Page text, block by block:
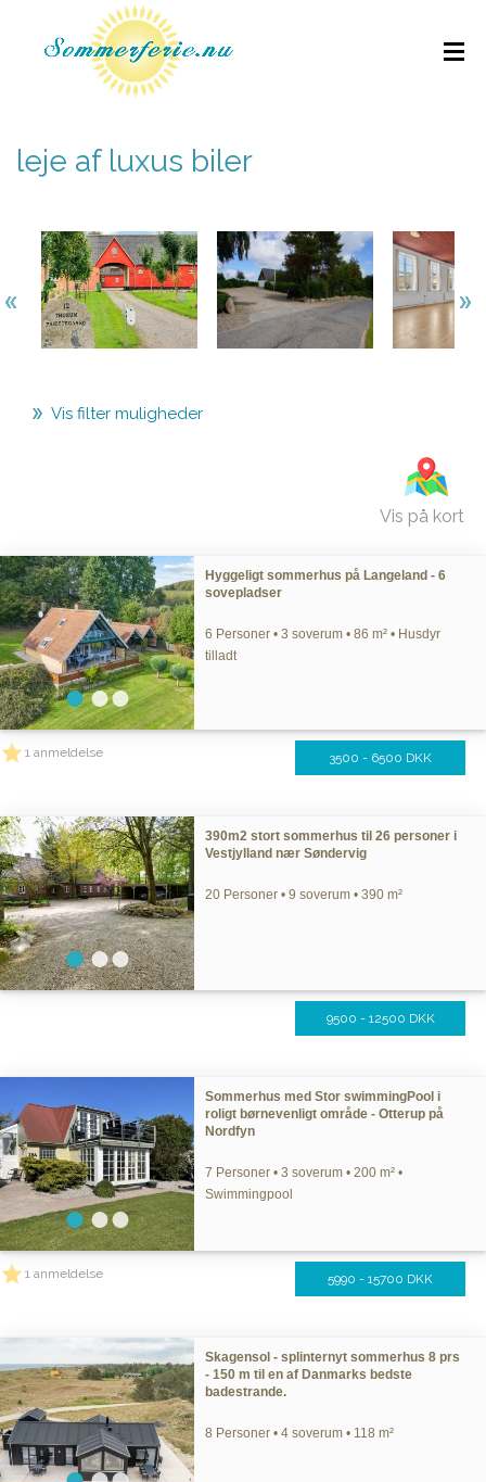
leje af luxus biler
Vis filter muligheder
Vis på kort
Hyggeligt sommerhus på Langeland - 6
sovepladser
6 Personer • 3 soverum • 86 m² • Husdyr
tilladt
1 anmeldelse 3500 - 6500 DKK
390m2 stort sommerhus til 26 personer i
Vestjylland nær Søndervig
20 Personer • 9 soverum • 390 m²
9500 - 12500 DKK
Sommerhus med Stor swimmingPool i
roligt børnevenligt område - Otterup på
Nordfyn
7 Personer • 3 soverum • 200 m² •
Swimmingpool
1 anmeldelse 5990 - 15700 DKK
Skagensol - splinternyt sommerhus 8 prs
- 150 m til en af Danmarks bedste
badestrande.
8 Personer • 4 soverum • 118 m²